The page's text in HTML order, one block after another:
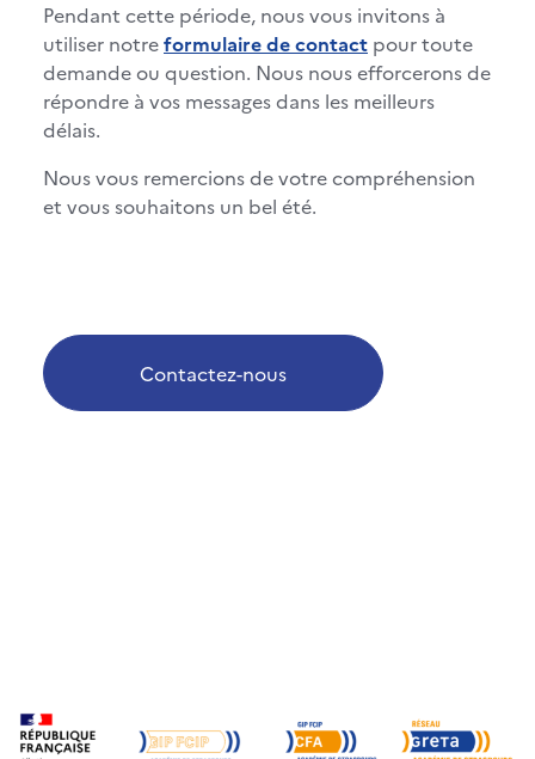
Pendant cette période, nous vous invitons à
utiliser notreformulaire de contact pour toute
demande ou question. Nous nous efforcerons de
répondre à vos messages dans les meilleurs
délais.
Nous vous remercions de votre compréhension
et vous souhaitons un bel été.
Contactez-nous